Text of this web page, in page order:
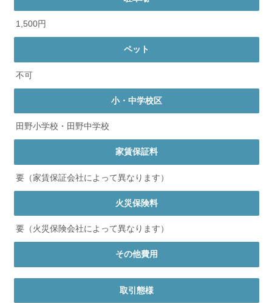
1,500円
ペット
不可
小・中学校区
田野小学校・田野中学校
家賃保証料
要（家賃保証会社によって異なります）
火災保険料
要（火災保険会社によって異なります）
その他費用
取引態様